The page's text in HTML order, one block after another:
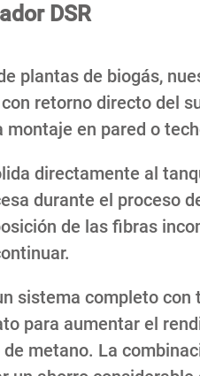
DSR
plantas de biogás,
retorno directo del
montaje en pared o
directamente al
durante el proceso
de las fibras
sistema completo con
para aumentar el
metano. La